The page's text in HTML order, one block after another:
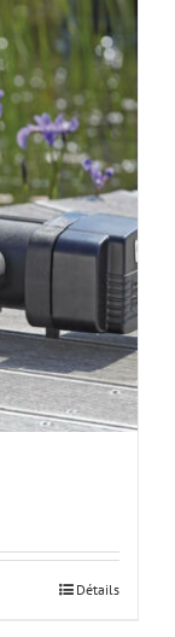
Détails